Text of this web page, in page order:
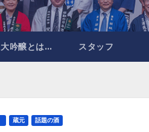
大吟醸とは… スタッフ
蔵元 話題の酒